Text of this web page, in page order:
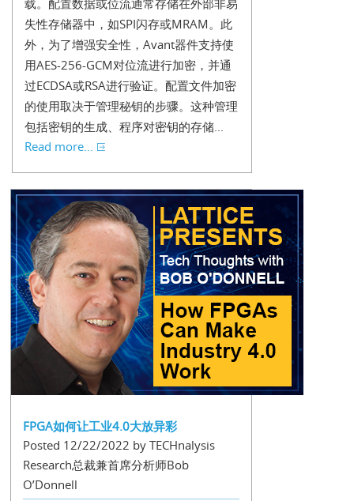
载。配置数据或位流通常存储在外部非易
失性存储器中，如SPI闪存或MRAM。此
外，为了增强安全性，Avant器件支持使
用AES-256-GCM对位流进行加密，并通
过ECDSA或RSA进行验证。配置文件加密
的使用取决于管理秘钥的步骤。这种管理
包括密钥的生成、程序对密钥的存储...
Read more...
FPGA如何让工业4.0大放异彩
Posted 12/22/2022 by TECHnalysis
Research总裁兼首席分析师Bob
O’Donnell